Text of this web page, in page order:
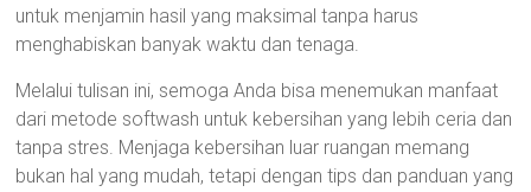
untuk menjamin hasil yang maksimal tanpa harus
menghabiskan banyak waktu dan tenaga.
Melalui tulisan ini, semoga Anda bisa menemukan manfaat
dari metode softwash untuk kebersihan yang lebih ceria dan
tanpa stres. Menjaga kebersihan luar ruangan memang
bukan hal yang mudah, tetapi dengan tips dan panduan yang